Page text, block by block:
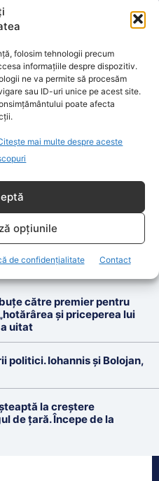
folosim tehnologii precum
informațiile despre dispozitiv.
ne va permite să procesăm
sau ID-uri unice pe acest site.
poate afecta
mai multe despre aceste
opțiunile
de confidențialitate Contact
Infantino e „acum mai
președinte al FIFA din
prin cele mai grele zile de
mandatului, iar acțiunile
către premier pentru
și priceperea lui
a uitat
politici. Iohannis și Bolojan,
la creștere
de țară. Începe de la